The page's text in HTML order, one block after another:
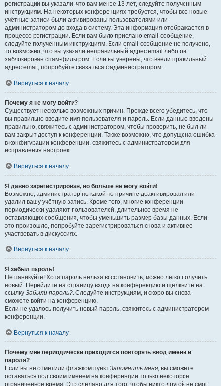
регистрации вы указали, что вам менее 13 лет, следуйте полученным
инструкциям. На некоторых конференциях требуется, чтобы все новые
учётные записи были активированы пользователями или
администратором до входа в систему. Эта информация отображается в
процессе регистрации. Если вам было прислано email-сообщение,
следуйте полученным инструкциям. Если email-сообщение не получено,
то возможно, что вы указали неправильный адрес email либо он
заблокирован спам-фильтром. Если вы уверены, что ввели правильный
адрес email, попробуйте связаться с администратором.
Вернуться к началу
Почему я не могу войти?
Существует несколько возможных причин. Прежде всего убедитесь, что
вы правильно вводите имя пользователя и пароль. Если данные введены
правильно, свяжитесь с администратором, чтобы проверить, не был ли
вам закрыт доступ к конференции. Также возможно, что допущена ошибка
в конфигурации конференции, свяжитесь с администратором для
исправления настроек.
Вернуться к началу
Я давно зарегистрирован, но больше не могу войти!
Возможно, администратор по какой-то причине деактивировал или
удалил вашу учётную запись. Кроме того, многие конференции
периодически удаляют пользователей, длительное время не
оставляющих сообщения, чтобы уменьшить размер базы данных. Если
это произошло, попробуйте зарегистрироваться снова и активнее
участвовать в дискуссиях.
Вернуться к началу
Я забыл пароль!
Не паникуйте! Хотя пароль нельзя восстановить, можно легко получить
новый. Перейдите на страницу входа на конференцию и щёлкните на
ссылку Забыли пароль?. Следуйте инструкциям, и скоро вы снова
сможете войти на конференцию.
Если не удалось получить новый пароль, свяжитесь с администратором
конференции.
Вернуться к началу
Почему мне периодически приходится повторять ввод имени и
пароля?
Если вы не отметили флажком пункт Запомнить меня, вы сможете
оставаться под своим именем на конференции только некоторое
ограниченное время. Это сделано для того, чтобы никто другой не смог